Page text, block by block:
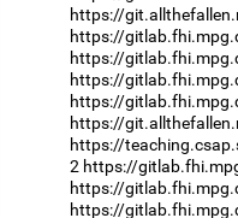
https://
https://
https://
https://
https://
https://
https://
2 https://
https://
https://